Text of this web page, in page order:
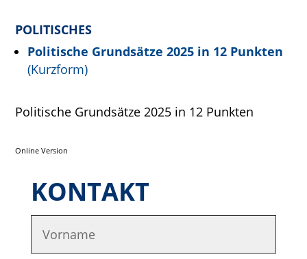
POLITISCHES
Politische Grundsätze 2025 in 12 Punkten
(Kurzform)
Politische Grundsätze 2025 in 12 Punkten
Online Version
KONTAKT